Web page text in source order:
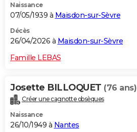
GUIDES D'ACHAT
BONS PLANS
CARTE DE VOEUX
Dictionnaire
Biographies
Citations
Expressions
Proverbes
PROGRAMME TV
COPAINS D'AVANT
Naissance
07/05/1939 à Maisdon-sur-Sèvre
Décès
26/04/2026 à Maisdon-sur-Sèvre
Famille LEBAS
Josette BILLOQUET (76 ans)
Créer une cagnotte obsèques
Naissance
26/10/1949 à Nantes